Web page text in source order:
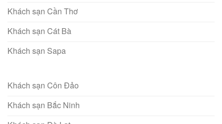
Khách sạn Cần Thơ
Khách sạn Cát Bà
Khách sạn Sapa
Khách sạn Côn Đảo
Khách sạn Bắc Ninh